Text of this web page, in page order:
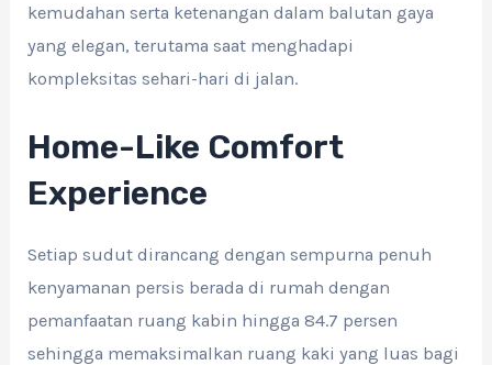
kemudahan serta ketenangan dalam balutan gaya
yang elegan, terutama saat menghadapi
kompleksitas sehari-hari di jalan.
Home-Like Comfort
Experience
Setiap sudut dirancang dengan sempurna penuh
kenyamanan persis berada di rumah dengan
pemanfaatan ruang kabin hingga 84.7 persen
sehingga memaksimalkan ruang kaki yang luas bagi